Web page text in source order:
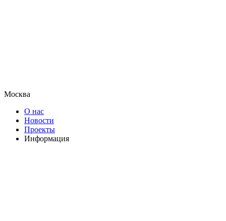
Москва
О нас
Новости
Проекты
Информация